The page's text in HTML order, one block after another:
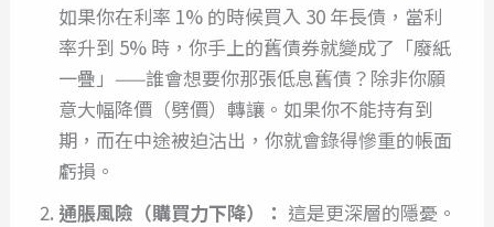
如果你在利率 1% 的時候買入 30 年長債，當利
率升到 5% 時，你手上的舊債券就變成了「廢紙
一疊」——誰會想要你那張低息舊債？除非你願
意大幅降價（劈價）轉讓。如果你不能持有到
期，而在中途被迫沽出，你就會錄得慘重的帳面
虧損。
通脹風險（購買力下降）： 這是更深層的隱憂。